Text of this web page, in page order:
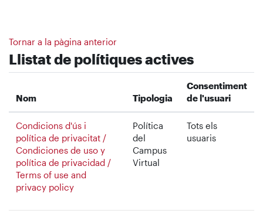
Tornar a la pàgina anterior
Llistat de polítiques actives
Nom Tipologia
Consentiment
de l'usuari
Condicions d'ús i
política de privacitat /
Condiciones de uso y
política de privacidad /
Terms of use and
privacy policy
Política
del
Campus
Virtual
Tots els
usuaris